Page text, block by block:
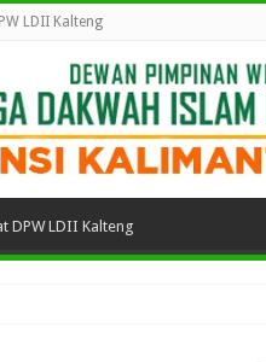
LDII Kalteng
DPW LDII Kalteng